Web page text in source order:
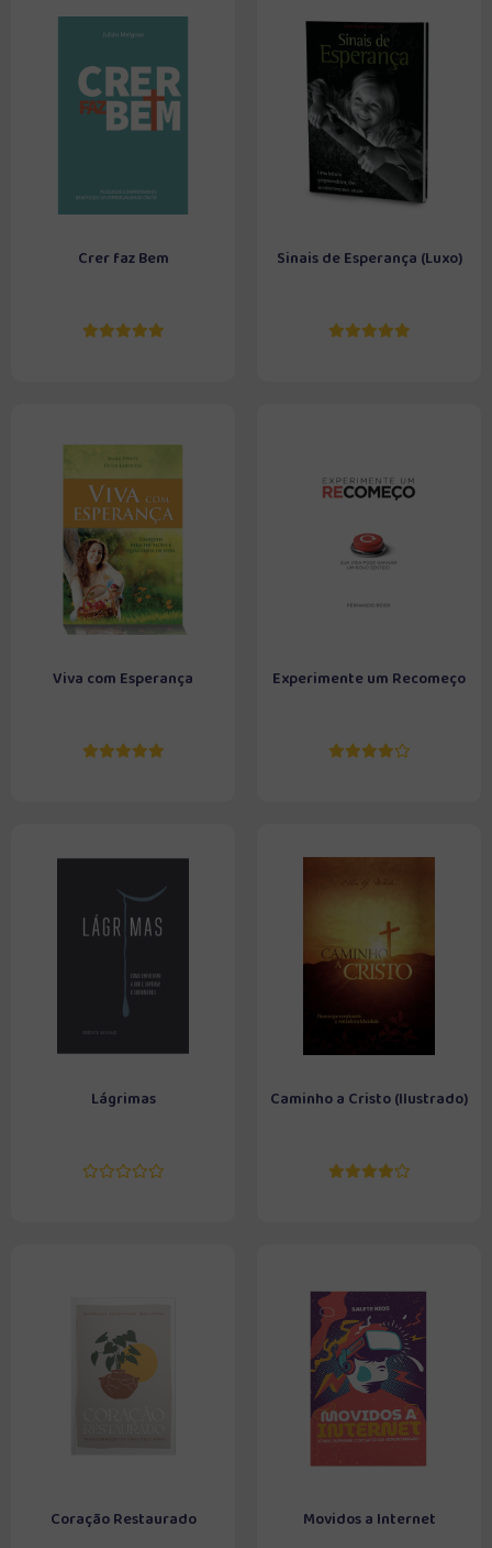
Crer faz Bem Sinais de Esperança (Luxo)
Viva com Esperança Experimente um Recomeço
Lágrimas Caminho a Cristo (Ilustrado)
Coração Restaurado Movidos a Internet